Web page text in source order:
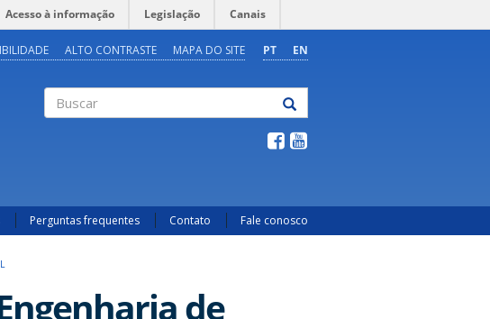
Acesso à informação Legislação Canais
PT EN
ALTO CONTRASTE MAPA DO SITE
Perguntas frequentes Contato Fale conosco
de